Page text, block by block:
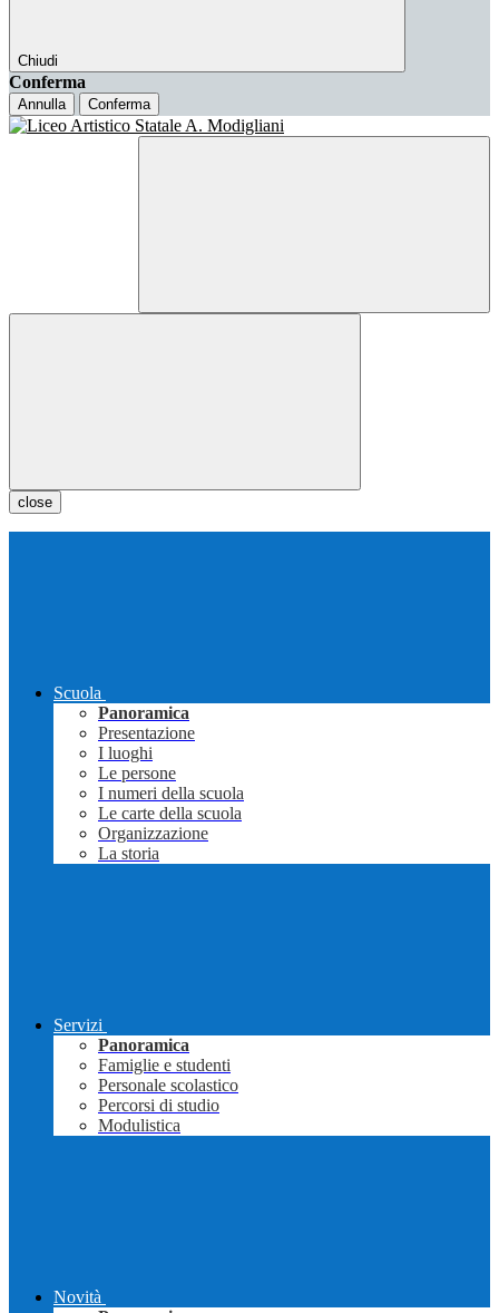
Chiudi
Conferma
Annulla Conferma
close
Scuola
Panoramica
Presentazione
I luoghi
Le persone
I numeri della scuola
Le carte della scuola
Organizzazione
La storia
Servizi
Panoramica
Famiglie e studenti
Personale scolastico
Percorsi di studio
Modulistica
Novità